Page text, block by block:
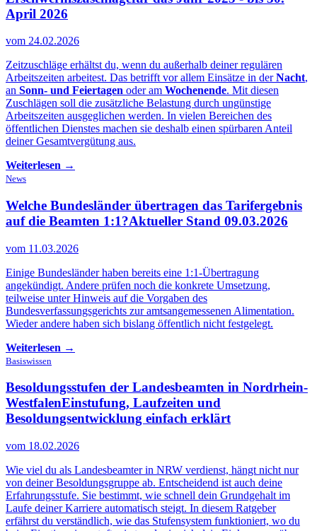
April 2026
vom 24.02.2026
Zeitzuschläge erhältst du, wenn du außerhalb deiner regulären
Arbeitszeiten arbeitest. Das betrifft vor allem Einsätze in derNacht,
an Sonn- und Feiertagen oder am Wochenende. Mit diesen
Zuschlägen soll die zusätzliche Belastung durch ungünstige
Arbeitszeiten ausgeglichen werden. In vielen Bereichen des
öffentlichen Dienstes machen sie deshalb einen spürbaren Anteil
deiner Gesamtvergütung aus.
Weiterlesen →
News
Welche Bundesländer übertragen das Tarifergebnis
auf die Beamten 1:1?Aktueller Stand 09.03.2026
vom 11.03.2026
Einige Bundesländer haben bereits eine 1:1-Übertragung
angekündigt. Andere prüfen noch die konkrete Umsetzung,
teilweise unter Hinweis auf die Vorgaben des
Bundesverfassungsgerichts zur amtsangemessenen Alimentation.
Wieder andere haben sich bislang öffentlich nicht festgelegt.
Weiterlesen →
Basiswissen
Besoldungsstufen der Landesbeamten in Nordrhein-
WestfalenEinstufung, Laufzeiten und
Besoldungsentwicklung einfach erklärt
vom 18.02.2026
Wie viel du als Landesbeamter in NRW verdienst, hängt nicht nur
von deiner Besoldungsgruppe ab. Entscheidend ist auch deine
Erfahrungsstufe. Sie bestimmt, wie schnell dein Grundgehalt im
Laufe deiner Karriere automatisch steigt. In diesem Ratgeber
erfährst du verständlich, wie das Stufensystem funktioniert, wo du